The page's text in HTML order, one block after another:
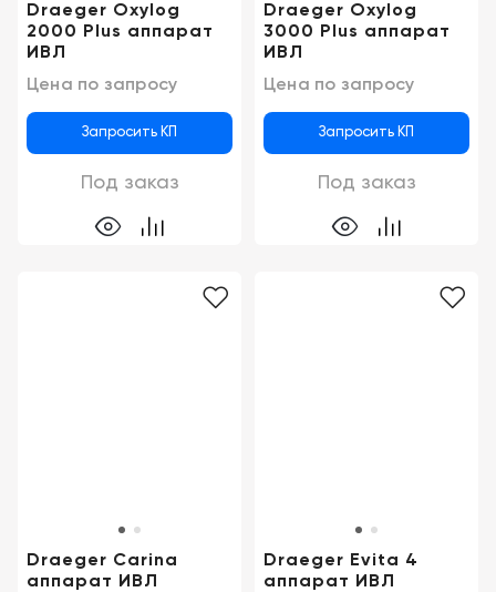
Draeger Oxylog
2000 Plus аппарат
ИВЛ
Цена по запросу
Запросить КП
Под заказ
Draeger Oxylog
3000 Plus аппарат
ИВЛ
Цена по запросу
Запросить КП
Под заказ
Draeger Carina
аппарат ИВЛ
Draeger Evita 4
аппарат ИВЛ